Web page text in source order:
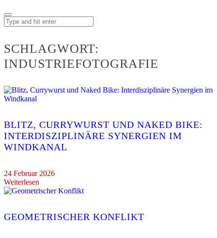
SCHLAGWORT:
INDUSTRIEFOTOGRAFIE
BLITZ, CURRYWURST UND NAKED BIKE:
INTERDISZIPLINÄRE SYNERGIEN IM
WINDKANAL
24 Februar 2026
Weiterlesen
GEOMETRISCHER KONFLIKT